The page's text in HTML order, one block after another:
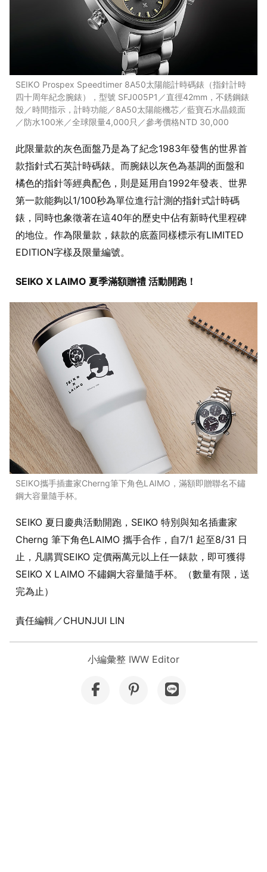
SEIKO Prospex Speedtimer 8A50太陽能計時碼錶（指針計時
四十周年紀念腕錶），型號 SFJ005P1／直徑42mm，不銹鋼錶
殼／時間指示，計時功能／8A50太陽能機芯／藍寶石水晶鏡面
／防水100米／全球限量4,000只／參考價格NTD 30,000
此限量款的灰色面盤乃是為了紀念1983年發售的世界首
款指針式石英計時碼錶。而腕錶以灰色為基調的面盤和
橘色的指針等經典配色，則是延用自1992年發表、世界
第一款能夠以1/100秒為單位進行計測的指針式計時碼
錶，同時也象徵著在這40年的歷史中佔有新時代里程碑
的地位。作為限量款，錶款的底蓋同樣標示有LIMITED
EDITION字樣及限量編號。
SEIKO X LAIMO 夏季滿額贈禮 活動開跑！
SEIKO攜手插畫家Cherng筆下角色LAIMO，滿額即贈聯名不鏽
鋼大容量隨手杯。
SEIKO 夏日慶典活動開跑，SEIKO 特別與知名插畫家
Cherng 筆下角色LAIMO 攜手合作，自7/1 起至8/31 日
止，凡購買SEIKO 定價兩萬元以上任一錶款，即可獲得
SEIKO X LAIMO 不鏽鋼大容量隨手杯。（數量有限，送
完為止）
責任編輯／CHUNJUI LIN
小編彙整 IWW Editor